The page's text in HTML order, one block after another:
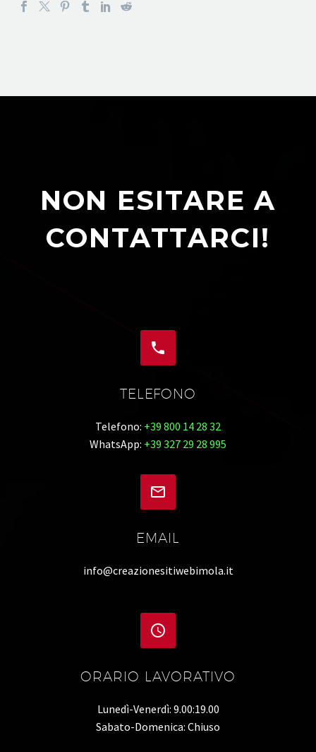
NON ESITARE A
CONTATTARCI!


TELEFONO
Telefono: +39 800 14 28 32
WhatsApp: +39 327 29 28 995


EMAIL
info@creazionesitiwebimola.it


ORARIO LAVORATIVO
Lunedì-Venerdì: 9.00:19.00
Sabato-Domenica: Chiuso